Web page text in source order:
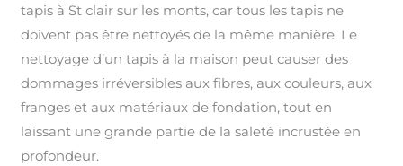
tapis à St clair sur les monts, car tous les tapis ne
doivent pas être nettoyés de la même manière. Le
nettoyage d’un tapis à la maison peut causer des
dommages irréversibles aux fibres, aux couleurs, aux
franges et aux matériaux de fondation, tout en
laissant une grande partie de la saleté incrustée en
profondeur.